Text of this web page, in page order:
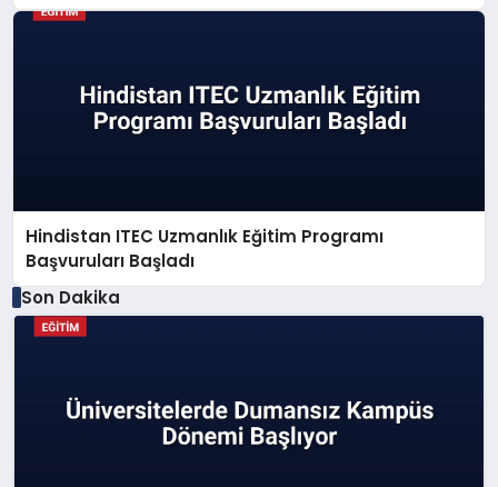
Hindistan ITEC Uzmanlık Eğitim Programı
Başvuruları Başladı
Son Dakika